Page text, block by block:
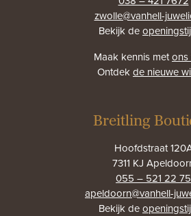
zwolle@vanhell-
Bekijk de
Maak kennis metons
Ontdekde nieuwe
Breitling
Hoofdstraat
7311 KJ
055 – 521 22 75
apeldoorn@vanhell-
Bekijk de